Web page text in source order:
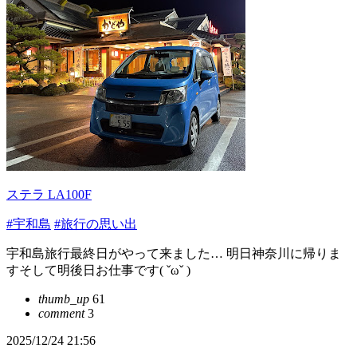
ステラ LA100F
#宇和島 #旅行の思い出
宇和島旅行最終日がやって来ました… 明日神奈川に帰りま
すそして明後日お仕事です( ˇωˇ )
thumb_up 61
comment3
2025/12/24 21:56